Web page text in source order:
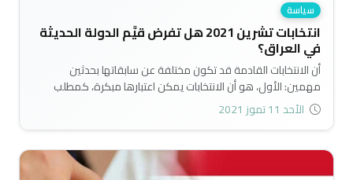
سياسة
انتخابات تشرين 2021 هل تفرض قيَّم الدولة الحديثة
في العراق؟
أن الانتخابات القادمة قد تكون مختلفة عن سابقاتها بحدثين
مهمين: الأول، هو أن الانتخابات يمكن اعتبارها مبكرة، كمطلب
مهم ورئيس من مطالب انتفاضة تشرين. أما الحدث الثاني، فيتمثل
بالقوى أو الحركات السياسية – التي تصنَّف بأنها تشرينية أو ممثلة
عن حركات الاحتجاج، التي ستشارك في الانتخابات القادمة، وما يمكن
أن تضيفه هذه الحركات على مخرجات العملية الانتخابية على
المستوى التشريعي والتنفيذي..
الأحد 11 تموز 2021